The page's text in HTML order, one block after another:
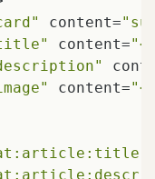
content=
content=
content=